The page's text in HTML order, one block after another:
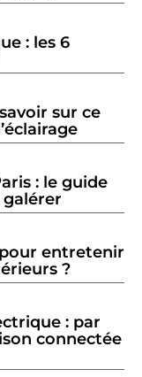
: les 6
sur ce
: le guide
entretenir
?
: par
connectée